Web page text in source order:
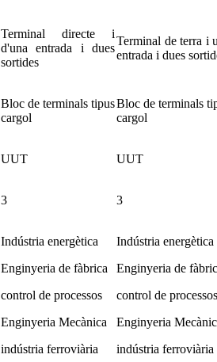
Terminal directe i
d'una entrada i dues
sortides
Terminal de terra i
entrada i dues
Bloc de terminals tipus
cargol
Bloc de terminals
cargol
UUT UUT
3 3
Indústria energètica
Enginyeria de fàbrica
control de processos
Enginyeria Mecànica
indústria ferroviària
Indústria energètica
Enginyeria de
control de processos
Enginyeria
indústria ferroviària